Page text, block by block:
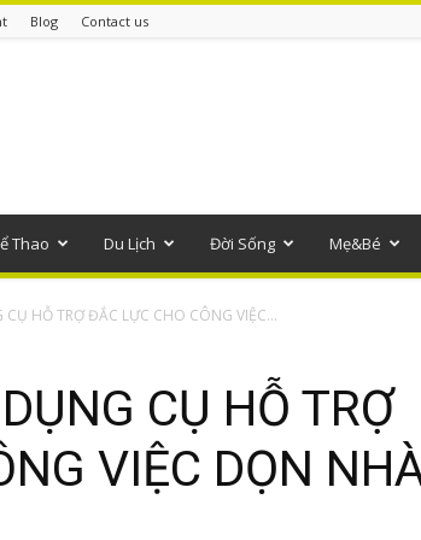
Blog Contact us
Thao Du Lịch Đời Sống Mẹ&Bé
HỖ TRỢ ĐẮC LỰC CHO CÔNG VIỆC...
CỤ HỖ TRỢ
VIỆC DỌN